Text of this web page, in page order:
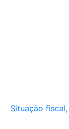
Situação